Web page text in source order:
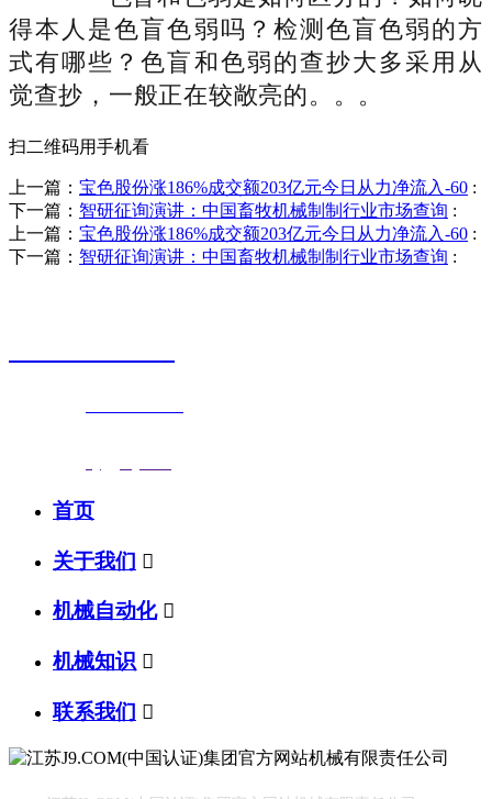
得本人是色盲色弱吗？检测色盲色弱的方
式有哪些？色盲和色弱的查抄大多采用从
觉查抄，一般正在较敞亮的。。。
扫二维码用手机看
上一篇： 宝色股份涨186%成交额203亿元今日从力净流入-60 :
下一篇： 智研征询演讲：中国畜牧机械制制行业市场查询 :
上一篇： 宝色股份涨186%成交额203亿元今日从力净流入-60 :
下一篇： 智研征询演讲：中国畜牧机械制制行业市场查询 :
首页
关于我们 
机械自动化 
机械知识 
联系我们 